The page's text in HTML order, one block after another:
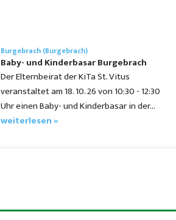
Burgebrach (Burgebrach)
Baby- und Kinderbasar Burgebrach
Der Elternbeirat der KiTa St. Vitus
veranstaltet am 18. 10. 26 von 10:30 - 12:30
Uhr einen Baby- und Kinderbasar in der…
weiterlesen »